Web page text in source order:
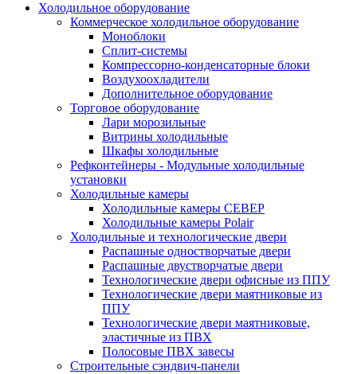
Холодильное оборудование
Коммерческое холодильное оборудование
Моноблоки
Сплит-системы
Компрессорно-конденсаторные блоки
Воздухоохладители
Дополнительное оборудование
Торговое оборудование
Лари морозильные
Витрины холодильные
Шкафы холодильные
Рефконтейнеры - Модульные холодильные
установки
Холодильные камеры
Холодильные камеры СЕВЕР
Холодильные камеры Polair
Холодильные и технологические двери
Распашные одностворчатые двери
Распашные двустворчатые двери
Технологические двери офисные из ППУ
Технологические двери маятниковые из
ППУ
Технологические двери маятниковые,
эластичные из ПВХ
Полосовые ПВХ завесы
Строительные сэндвич-панели